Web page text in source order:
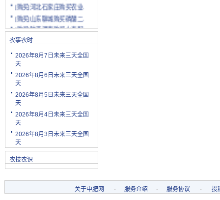
[购买]河北石家庄购买农业.
[购买]山东聊城购买磷酸二.
[购买]陕西渭南购买小麦配.
[购买]云南玉溪购买尿素10.
[购买]河南安阳购买二铵20.
[购买]四川绵阳购买尿素2.
[购买]天津购买小颗粒尿素.
[购买]内蒙古购买复合肥10.
[购买]天津购买大颗粒尿素.
[购买]河南新乡购买冲施肥.
[代理]陕西渭南代理小麦配.
[购买]新疆克孜勒苏柯尔克.
[购买]宁夏购买罗硫酸钾(.
[购买]四川购买复合肥10吨.
农事农时
2026年8月7日未来三天全国
天
2026年8月6日未来三天全国
天
2026年8月5日未来三天全国
天
2026年8月4日未来三天全国
天
2026年8月3日未来三天全国
天
农技农识
关于中肥网 - 服务介绍 - 服务协议 - 投